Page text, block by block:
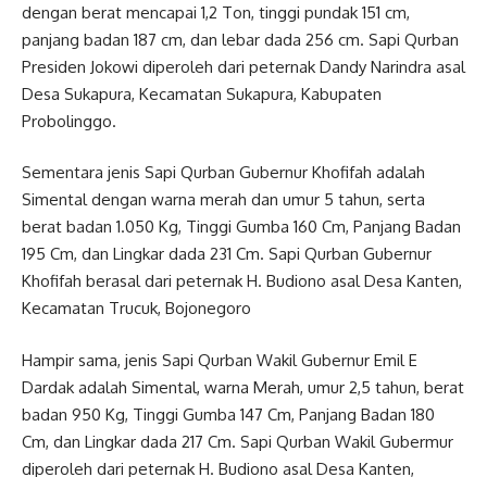
dengan berat mencapai 1,2 Ton, tinggi pundak 151 cm,
panjang badan 187 cm, dan lebar dada 256 cm. Sapi Qurban
Presiden Jokowi diperoleh dari peternak Dandy Narindra asal
Desa Sukapura, Kecamatan Sukapura, Kabupaten
Probolinggo.
Sementara jenis Sapi Qurban Gubernur Khofifah adalah
Simental dengan warna merah dan umur 5 tahun, serta
berat badan 1.050 Kg, Tinggi Gumba 160 Cm, Panjang Badan
195 Cm, dan Lingkar dada 231 Cm. Sapi Qurban Gubernur
Khofifah berasal dari peternak H. Budiono asal Desa Kanten,
Kecamatan Trucuk, Bojonegoro
Hampir sama, jenis Sapi Qurban Wakil Gubernur Emil E
Dardak adalah Simental, warna Merah, umur 2,5 tahun, berat
badan 950 Kg, Tinggi Gumba 147 Cm, Panjang Badan 180
Cm, dan Lingkar dada 217 Cm. Sapi Qurban Wakil Gubermur
diperoleh dari peternak H. Budiono asal Desa Kanten,